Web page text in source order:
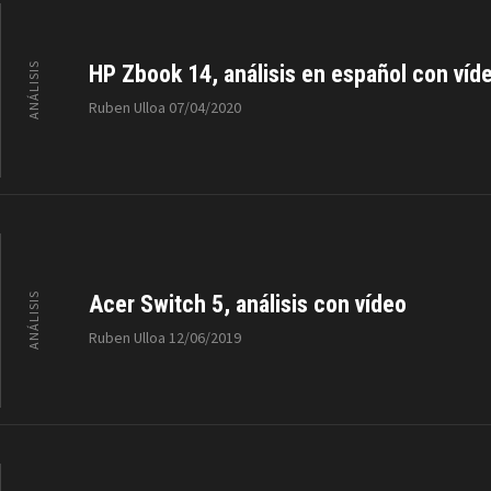
ANÁLISIS HP Zbook 14, análisis en español con
Ruben Ulloa 07/04/2020
ANÁLISIS Acer Switch 5, análisis con vídeo
Ruben Ulloa 12/06/2019